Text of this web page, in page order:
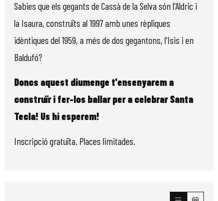
Sabies que els gegants de Cassà de la Selva són l'Aldric i
la Isaura, construïts al 1997 amb unes rèpliques
idèntiques del 1959, a més de dos gegantons, l'Isis i en
Baldufó?
Doncs aquest diumenge t'ensenyarem a
construïr i fer-los ballar per a celebrar Santa
Tecla! Us hi esperem!
Inscripció gratuïta. Places limitades.